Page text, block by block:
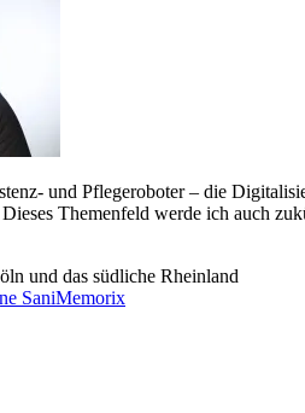
und Pflegeroboter – die
Themenfeld werde ich auch
und das südliche Rheinland
SaniMemorix